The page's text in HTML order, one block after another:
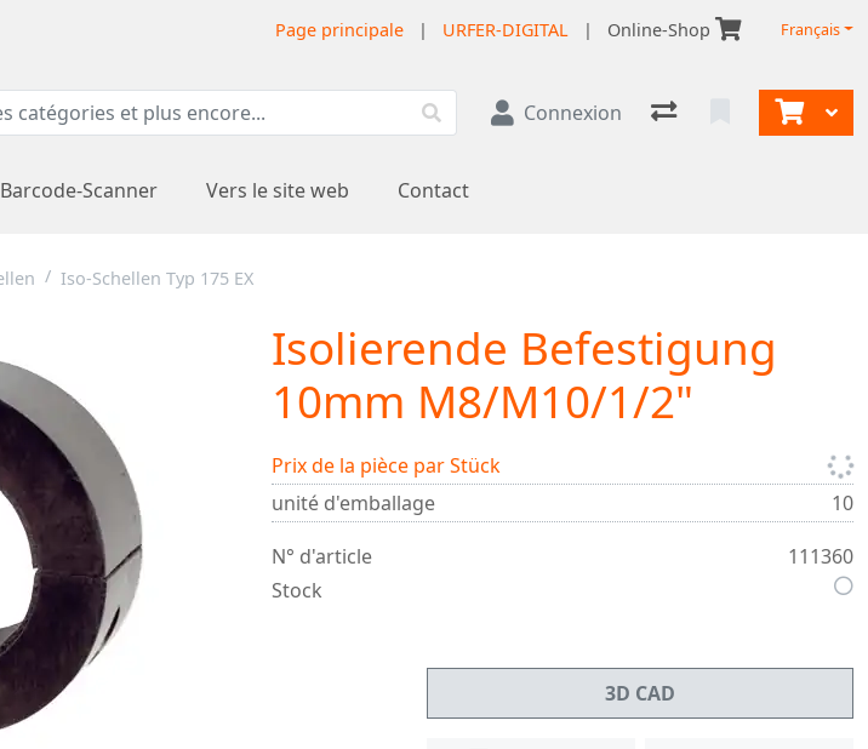
Page principale | URFER-DIGITAL | Online-Shop Français
Connexion
Barcode-Scanner Vers le site web Contact
Iso-Schellen Typ 175 EX
Isolierende Befestigung
10mm M8/M10/1/2"
Prix de la pièce par Stück
unité d'emballage
10
N° d'article
111360
Stock
3D CAD